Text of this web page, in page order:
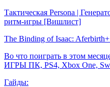
Тактическая Persona |
ритм-игры [Вишлист]
The Binding of Isaac:
Во что поиграть в этом
ИГРЫ ПК, PS4, Xbox One,
Гайды: